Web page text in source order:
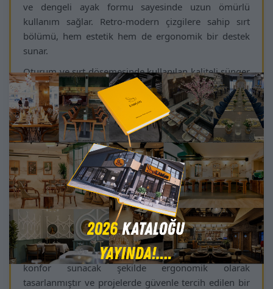
ve dengeli ayak formu sayesinde uzun ömürlü
kullanım sağlar. Retro-modern çizgilere sahip sırt
bölümü, hem estetik hem de ergonomik bir destek
sunar.
Oturum ve sırt döşemesinde kullanılan kaliteli sünger
yapısı; kafe, restoran, otel ve ev kullanımında yüksek
konfor sağlar. Kumaş seçenekleri arasında keten,
kadife, nubuk ve teknik döşeme alternatifleri bulunur.
Arka bölümdeki ahşap hasır yüzey, ürüne nefes alan,
şık ve doğal bir görünüm kazandırır. Masif ahşap
yüzeylerde uygulanan vernik, sandalyeyi darbelere,
çizilmelere ve günlük kullanıma karşı güçlendirir.
Minimalist tasarımı, sıcak ahşap tonları ve modern-
profesyonel çizgileriyle Navara Ahşap Sandalye;
restoran dekorasyonlarından otel konseptlerine, butik
alanlardan ev içi yaşam alanlarına kadar her mekâna
güçlü bir karakter katar. Uzun süreli oturumlarda
konfor sunacak şekilde ergonomik olarak
tasarlanmıştır ve projelerde güvenle tercih edilen bir